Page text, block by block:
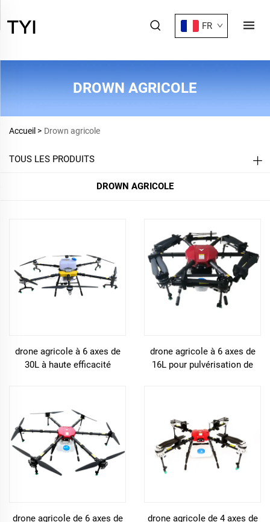
FR
DROWN AGRICOLE
Accueil > Drown agricole
TOUS LES PRODUITS
DROWN AGRICOLE
drone agricole à 6 axes de
30L à haute efficacité
drone agricole à 6 axes de
16L pour pulvérisation de
drone agricole de 6 axes de
drone agricole de 4 axes de